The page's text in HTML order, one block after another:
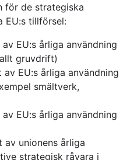
för de strategiska
EU:s tillförsel:
EU:s årliga användning
gruvdrift)
EU:s årliga användning
smältverk,
EU:s årliga användning
av unionens årliga
strategisk råvara i